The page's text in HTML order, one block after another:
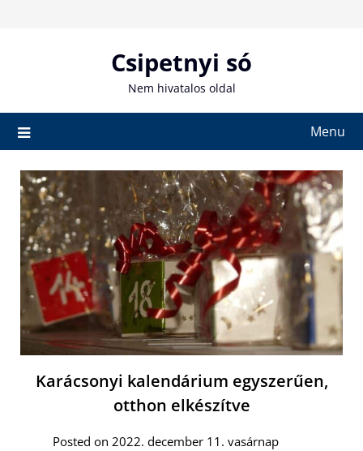
Csipetnyi só
Nem hivatalos oldal
Menu
Karácsonyi kalendárium egyszerűen,
otthon elkészítve
Posted on 2022. december 11. vasárnap